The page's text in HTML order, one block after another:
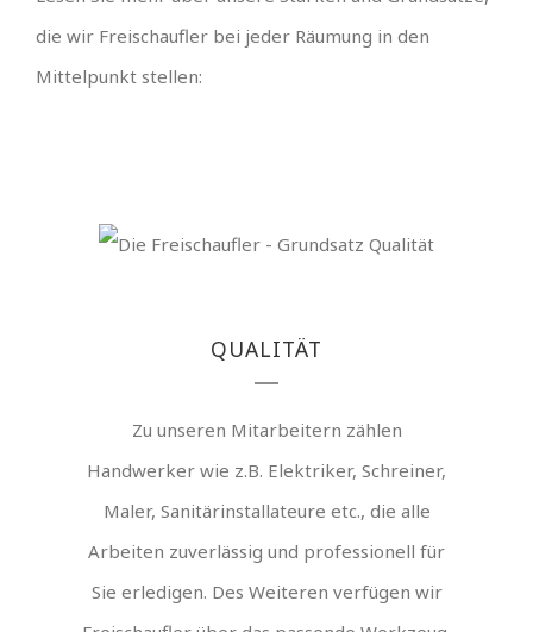
die wir Freischaufler bei jeder Räumung in den
Mittelpunkt stellen:
QUALITÄT
Zu unseren Mitarbeitern zählen
Handwerker wie z.B. Elektriker, Schreiner,
Maler, Sanitärinstallateure etc., die alle
Arbeiten zuverlässig und professionell für
Sie erledigen. Des Weiteren verfügen wir